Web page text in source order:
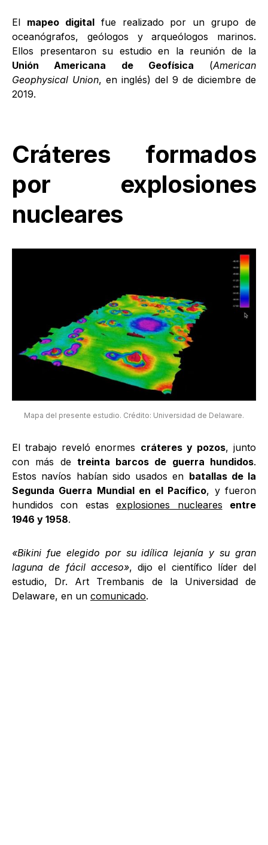
El mapeo digitalfue realizado por un grupo de
oceanógrafos, geólogos y arqueólogos marinos.
Ellos presentaron su estudio en la reunión de la
Unión Americana de Geofísica (American
Geophysical Union, en inglés) del 9 de diciembre de
2019.
Cráteres formados
por explosiones
nucleares
Mapa del presente estudio. Crédito: Universidad de Delaware.
El trabajo reveló enormes cráteres y pozos, junto
con más de treinta barcos de guerra hundidos.
Estos navíos habían sido usados en batallas de la
Segunda Guerra Mundial en el Pacífico, y fueron
hundidos con estasexplosiones nucleares
entre
1946 y 1958.
«Bikini fue elegido por su idílica lejanía y su gran
laguna de fácil acceso», dijo el científico líder del
estudio, Dr. Art Trembanis de la Universidad de
Delaware, en un comunicado.